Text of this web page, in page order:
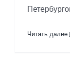
Читать далее